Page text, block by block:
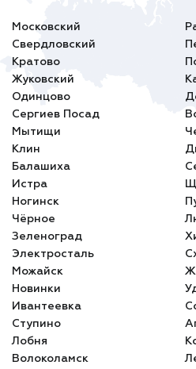
Московский
Свердловский
Кратово
Жуковский
Одинцово
Сергиев Посад
Мытищи
Клин
Балашиха
Истра
Ногинск
Чёрное
Зеленоград
Электросталь
Можайск
Новинки
Ивантеевка
Ступино
Лобня
Волоколамск